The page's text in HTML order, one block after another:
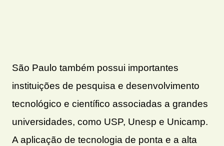
São Paulo também possui importantes
instituições de pesquisa e desenvolvimento
tecnológico e científico associadas a grandes
universidades, como USP, Unesp e Unicamp.
A aplicação de tecnologia de ponta e a alta